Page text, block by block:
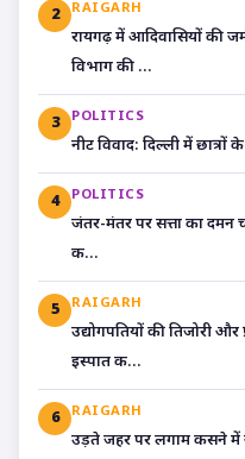
2 RAIGARH
रायगढ़ में आदिवासियों की
विभाग की ...
3 POLITICS
​नीट विवाद: दिल्ली में
4 POLITICS
जंतर-मंतर पर सत्ता का
क...
5 RAIGARH
उद्योगपतियों की तिजोरी
इस्पात क...
6 RAIGARH
उड़ते जहर पर लगाम कसने में